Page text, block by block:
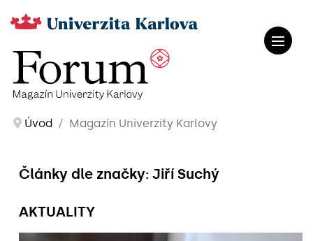
Úvod Magazín Univerzity Karlovy
Články dle značky: Jiří Suchý
AKTUALITY